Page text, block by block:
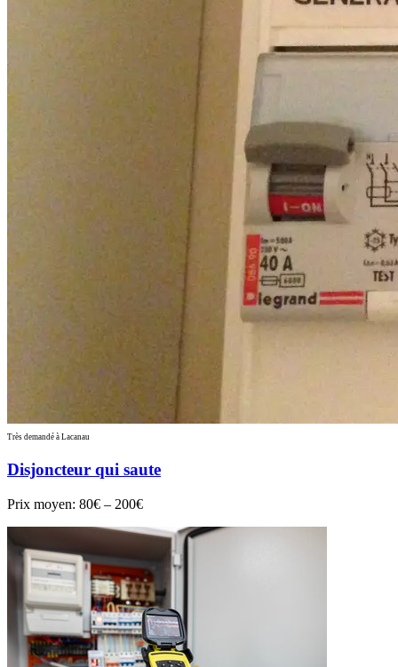
Très demandé à Lacanau
Disjoncteur qui saute
Prix moyen: 80€ – 200€